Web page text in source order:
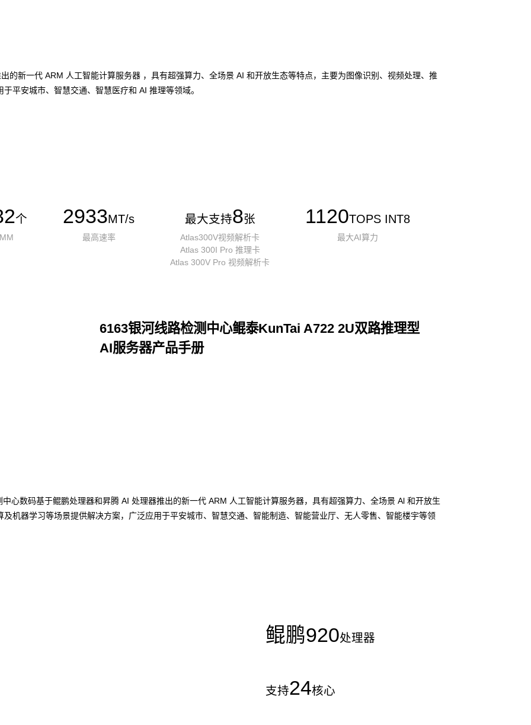
的新一代 ARM 人工智能计算服务器 ，具有超强算力、全场景 AI 和开放生态等特点，主要为图像识别、视频处理、推
平安城市、智慧交通、智慧医疗和 AI 推理等领域。
个 2933MT/s
最高速率
最大支持8张
Atlas300V视频解析卡
Atlas 300I Pro 推理卡
Atlas 300V Pro 视频解析卡
1120TOPS INT8
最大AI算力
6163银河线路检测中心鲲泰KunTai A722 2U双路推理型
AI服务器产品手册
心数码基于鲲鹏处理器和昇腾 AI 处理器推出的新一代 ARM 人工智能计算服务器，具有超强算力、全场景 Al 和开放生
机器学习等场景提供解决方案，广泛应用于平安城市、智慧交通、智能制造、智能营业厅、无人零售、智能楼宇等领
鲲鹏920处理器
支持24核心